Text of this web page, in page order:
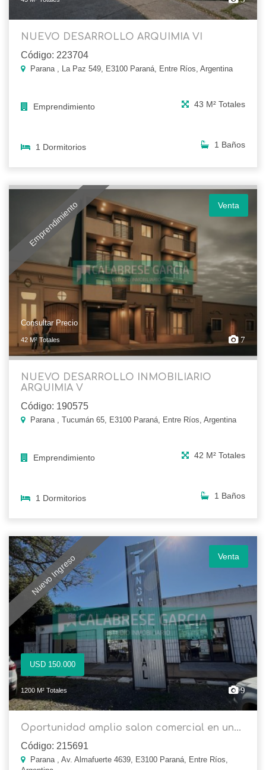
NUEVO DESARROLLO ARQUIMIA VI
Código: 223704
Parana , La Paz 549, E3100 Paraná, Entre Ríos, Argentina
Emprendimiento 43 M² Totales
1 Dormitorios 1 Baños
Emprendimiento Venta
Consultar Precio
42 M² Totales 7
NUEVO DESARROLLO INMOBILIARIO
ARQUIMIA V
Código: 190575
Parana , Tucumán 65, E3100 Paraná, Entre Ríos, Argentina
Emprendimiento 42 M² Totales
1 Dormitorios 1 Baños
Nuevo Ingreso Venta
USD 150.000
1200 M² Totales 9
Oportunidad amplio salon comercial en un...
Código: 215691
Parana , Av. Almafuerte 4639, E3100 Paraná, Entre Ríos,